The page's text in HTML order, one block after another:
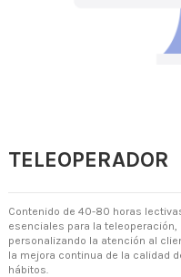
TELEOPERADOR
Contenido de 40-80 horas
esenciales para la
personalizando la atención al
la mejora continua de la calidad
hábitos.